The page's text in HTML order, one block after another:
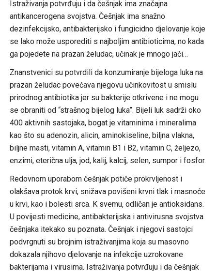
Istraživanja potvrđuju i da češnjak ima značajna
antikancerogena svojstva. Češnjak ima snažno
dezinfekcijsko, antibakterijsko i fungicidno djelovanje koje
se lako može usporediti s najboljim antibioticima, no kada
ga pojedete na prazan želudac, učinak je mnogo jači…
Znanstvenici su potvrdili da konzumiranje bijeloga luka na
prazan želudac povećava njegovu učinkovitost u smislu
prirodnog antibiotika jer su bakterije otkrivene i ne mogu
se obraniti od “strašnog bijelog luka”. Bijeli luk sadrži oko
400 aktivnih sastojaka, bogat je vitaminima i mineralima
kao što su adenozin, alicin, aminokiseline, biljna vlakna,
biljne masti, vitamin A, vitamin B1 i B2, vitamin C, željezo,
enzimi, eterična ulja, jod, kalij, kalcij, selen, sumpor i fosfor.
Redovnom uporabom češnjak potiče prokrvljenost i
olakšava protok krvi, snižava povišeni krvni tlak i masnoće
u krvi, kao i bolesti srca. K svemu, odličan je antioksidans.
U povijesti medicine, antibakterijska i antivirusna svojstva
češnjaka itekako su poznata. Češnjak i njegovi sastojci
podvrgnuti su brojnim istraživanjima koja su masovno
dokazala njihovo djelovanje na infekcije uzrokovane
bakterijama i virusima. Istraživanja potvrđuju i da češnjak